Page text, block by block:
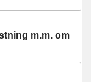
m.m. om